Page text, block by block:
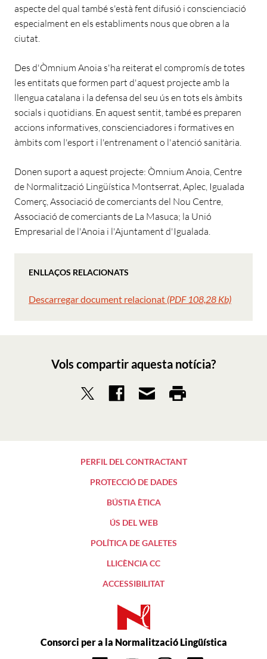
aspecte del qual també s'està fent difusió i conscienciació
especialment en els establiments nous que obren a la
ciutat.
Des d'Òmnium Anoia s'ha reiterat el compromís de totes
les entitats que formen part d'aquest projecte amb la
llengua catalana i la defensa del seu ús en tots els àmbits
socials i quotidians. En aquest sentit, també es preparen
accions informatives, conscienciadores i formatives en
àmbits com l'esport i l'entrenament o l'atenció sanitària.
Donen suport a aquest projecte: Òmnium Anoia, Centre
de Normalització Lingüística Montserrat, Aplec, Igualada
Comerç, Associació de comerciants del Nou Centre,
Associació de comerciants de La Masuca; la Unió
Empresarial de l'Anoia i l'Ajuntament d'Igualada.
ENLLAÇOS RELACIONATS
Descarregar document relacionat (PDF 108,28 Kb)
Vols compartir aquesta notícia?
PERFIL DEL CONTRACTANT
PROTECCIÓ DE DADES
BÚSTIA ÈTICA
ÚS DEL WEB
POLÍTICA DE GALETES
LLICÈNCIA CC
ACCESSIBILITAT
Consorci per a la Normalització Lingüística